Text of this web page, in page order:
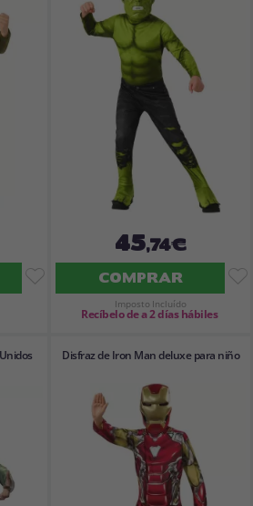
45,74€
COMPRAR
Imposto Incluído
Recíbelo de a 2 días hábiles
Disfraz de Iron Man deluxe para niño